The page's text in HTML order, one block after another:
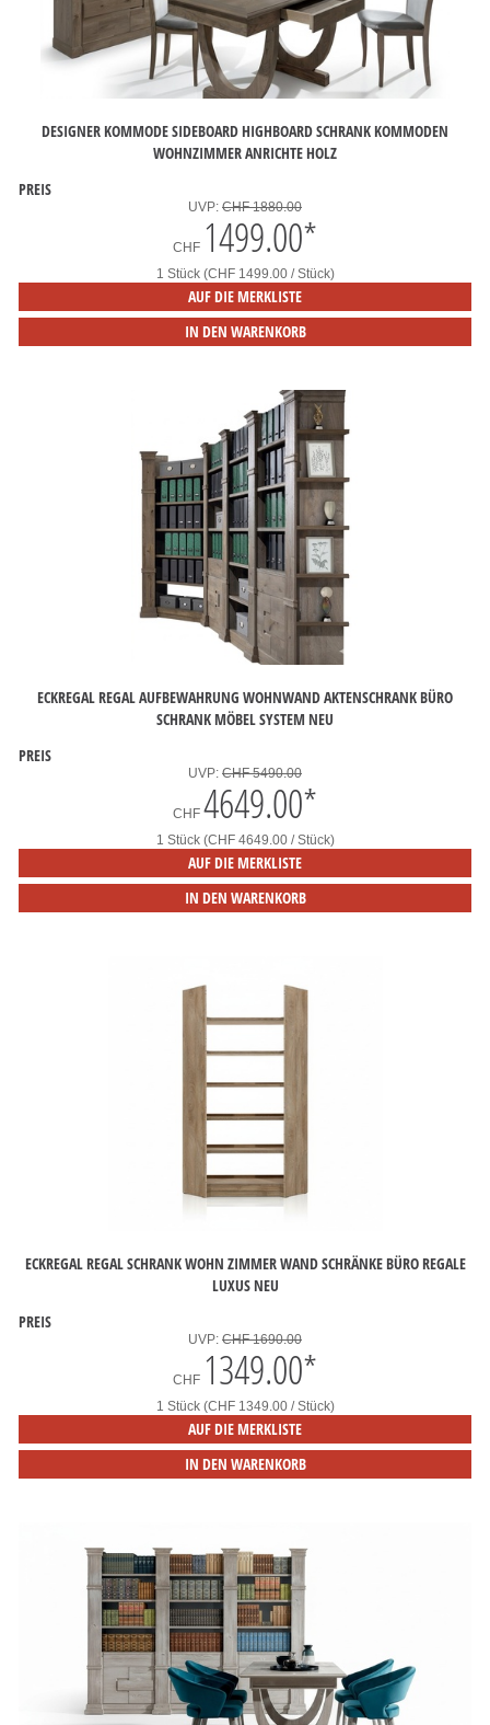
DESIGNER KOMMODE SIDEBOARD HIGHBOARD SCHRANK KOMMODEN
WOHNZIMMER ANRICHTE HOLZ
PREIS
UVP: CHF 1880.00
CHF 1499.00*
1 Stück (CHF 1499.00 / Stück)
AUF DIE MERKLISTE
IN DEN WARENKORB
ECKREGAL REGAL AUFBEWAHRUNG WOHNWAND AKTENSCHRANK BÜRO
SCHRANK MÖBEL SYSTEM NEU
PREIS
UVP: CHF 5490.00
CHF 4649.00*
1 Stück (CHF 4649.00 / Stück)
AUF DIE MERKLISTE
IN DEN WARENKORB
ECKREGAL REGAL SCHRANK WOHN ZIMMER WAND SCHRÄNKE BÜRO REGALE
LUXUS NEU
PREIS
UVP: CHF 1690.00
CHF 1349.00*
1 Stück (CHF 1349.00 / Stück)
AUF DIE MERKLISTE
IN DEN WARENKORB